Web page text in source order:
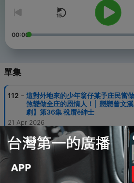
00:00
單集
112 - 這對外地來的少年翁仔某予庄民當
煞變做全庄的恩情人！│ 戀戀曾文
劇】第36集 稅厝ê紳士
21 Apr 2026
111 - 古意的討海人出海反船毋旦無死，
做某！│ 戀戀曾文溪【拋荒的故事廣
14 Apr 2026